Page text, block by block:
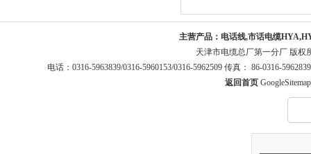
主营产品： 电话线,市话电缆
天津市电缆总厂第一分厂 版权
电话：0316-5963839/0316-5960153/0316-5962509 传真： 86-0316-
返回首页 GoogleSitemap